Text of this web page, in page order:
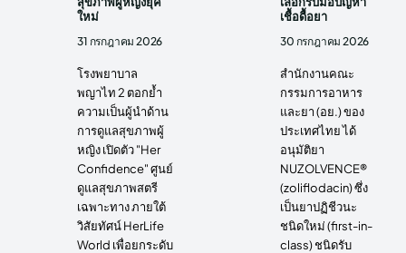
ใหม่
31 กรกฎาคม 2026
โรงพยาบาล
พญาไท 2 ตอกย้ำ
ความเป็นผู้นำด้าน
การดูแลสุขภาพผู้
หญิง เปิดตัว "Her
Confidence" ศูนย์
ดูแลสุขภาพสตรี
เฉพาะทาง ภายใต้
วิสัยทัศน์ HerLife
World เพื่อยกระดับ
เชื้อดื้อยา
30 กรกฎาคม 2026
สำนักงานคณะ
กรรมการอาหาร
และยา (อย.) ของ
ประเทศไทย ได้
อนุมัติยา
NUZOLVENCE®
(zoliflodacin) ซึ่ง
เป็นยาปฏิชีวนะ
ชนิดใหม่ (first-in-
class) ชนิดรับ